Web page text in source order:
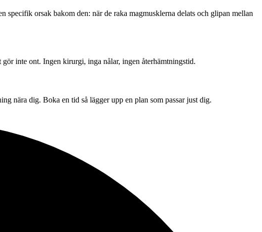
specifik orsak bakom den: när de raka magmusklerna delats och glipan mellan
inte ont. Ingen kirurgi, inga nålar, ingen återhämtningstid.
nära dig. Boka en tid så lägger upp en plan som passar just dig.